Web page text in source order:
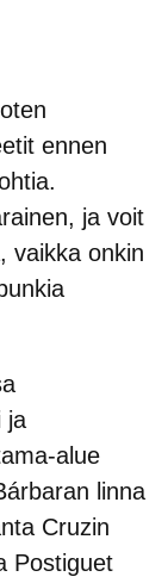
ennen
, ja voit
vaikka onkin
ja
alue
linna
Cruzin
Postiguet